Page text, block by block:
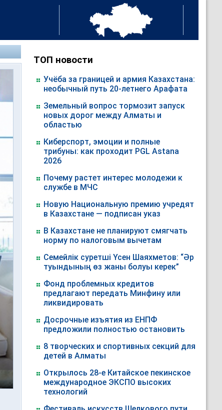
ТОП новости
Учёба за границей и армия Казахстана:
необычный путь 20-летнего Арафата
Земельный вопрос тормозит запуск
новых дорог между Алматы и
областью
Киберспорт, эмоции и полные
трибуны: как проходит PGL Astana
2026
Почему растет интерес молодежи к
службе в МЧС
Новую Национальную премию учредят
в Казахстане — подписан указ
В Казахстане не планируют смягчать
норму по налоговым вычетам
Семейлік суретші Үсен Шаяхметов: “Әр
туындының өз жаны болуы керек”
Фонд проблемных кредитов
предлагают передать Минфину или
ликвидировать
Досрочные изъятия из ЕНПФ
предложили полностью остановить
8 творческих и спортивных секций для
детей в Алматы
Открылось 28-е Китайское пекинское
международное ЭКСПО высоких
технологий